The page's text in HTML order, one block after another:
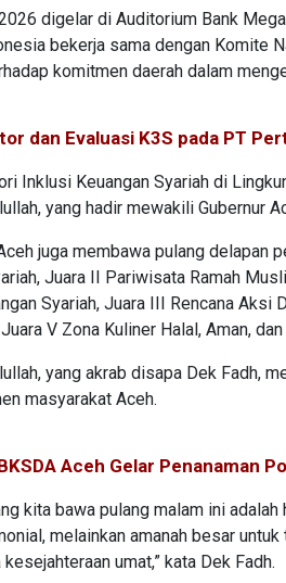
digelar di Auditorium Bank
bekerja sama dengan Komite
komitmen daerah dalam
dan Evaluasi K3S pada PT
Inklusi Keuangan Syariah di
yang hadir mewakili Gubernur
juga membawa pulang
Juara II Pariwisata Ramah
Syariah, Juara III Rencana Aksi
V Zona Kuliner Halal, Aman,
yang akrab disapa Dek Fadh,
masyarakat Aceh.
Aceh Gelar Penanaman
kita bawa pulang malam ini
melainkan amanah besar
umat,” kata Dek Fadh.